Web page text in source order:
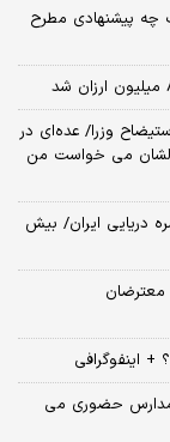
چه پیشنهادی مطرح
وزرا/ عده‌ای در
می خواست من
دریایی ایران/ بیش
اینفوگرافی
مدارس حضوری می